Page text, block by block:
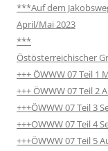
***Auf dem
April/Mai 2023
***
Östösterreichischer
+++ ÖWWW 07 Teil 1
+++ ÖWWW 07 Teil 2
+++ÖWWW 07 Teil 3
+++OWWW 07 Teil 4
+++ÖWWW 07 Teil 5